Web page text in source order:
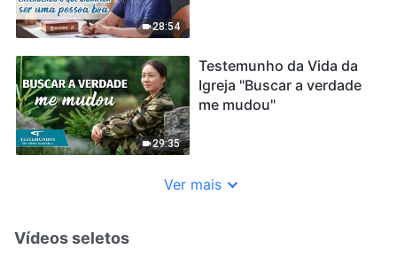
28:54
29:35
Testemunho da Vida da
Igreja "Buscar a verdade
me mudou"
Ver mais
Vídeos seletos